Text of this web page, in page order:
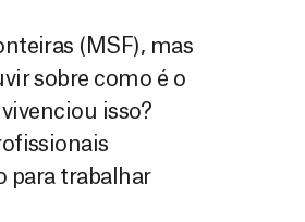
(MSF), mas
sobre como é o
isso?
para trabalhar